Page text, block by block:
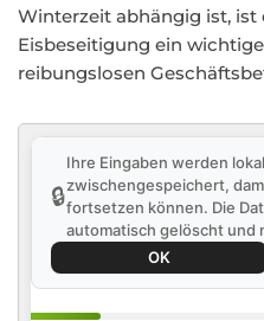
Winterzeit abhängig ist, ist
Eisbeseitigung ein
reibungslosen
🔒
Ihre Eingaben werden
zwischengespeichert,
fortsetzen können. Die
automatisch gelöscht und
OK